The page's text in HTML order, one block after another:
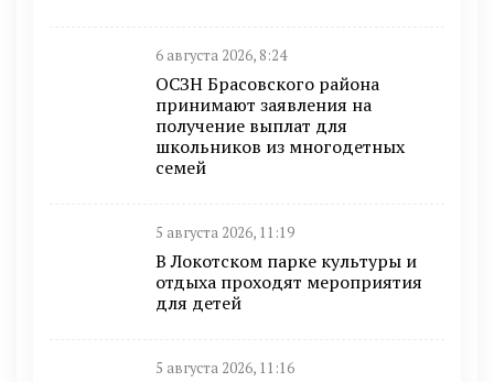
6 августа 2026, 8:24
ОСЗН Брасовского района
принимают заявления на
получение выплат для
школьников из многодетных
семей
5 августа 2026, 11:19
В Локотском парке культуры и
отдыха проходят мероприятия
для детей
5 августа 2026, 11:16